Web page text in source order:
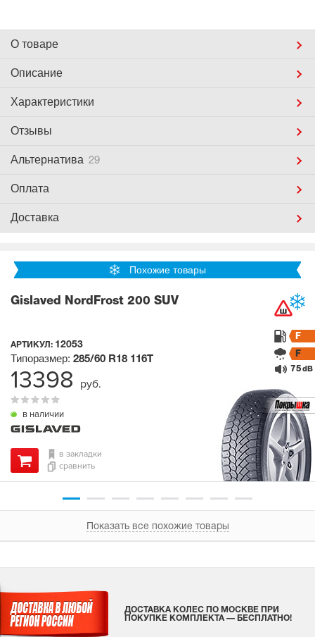
О товаре
Описание
Характеристики
Отзывы
Альтернатива 29
Оплата
Доставка
Похожие товары
Gislaved NordFrost 200 SUV
АРТИКУЛ: 12053
в наличии
Типоразмер: 285/60 R18 116T
F
F
75 dB
в закладки
сравнить
13398 руб.
Показать все похожие товары
ДОСТАВКА КОЛЕС ПО МОСКВЕ ПРИ
ПОКУПКЕ КОМПЛЕКТА — БЕСПЛАТНО!